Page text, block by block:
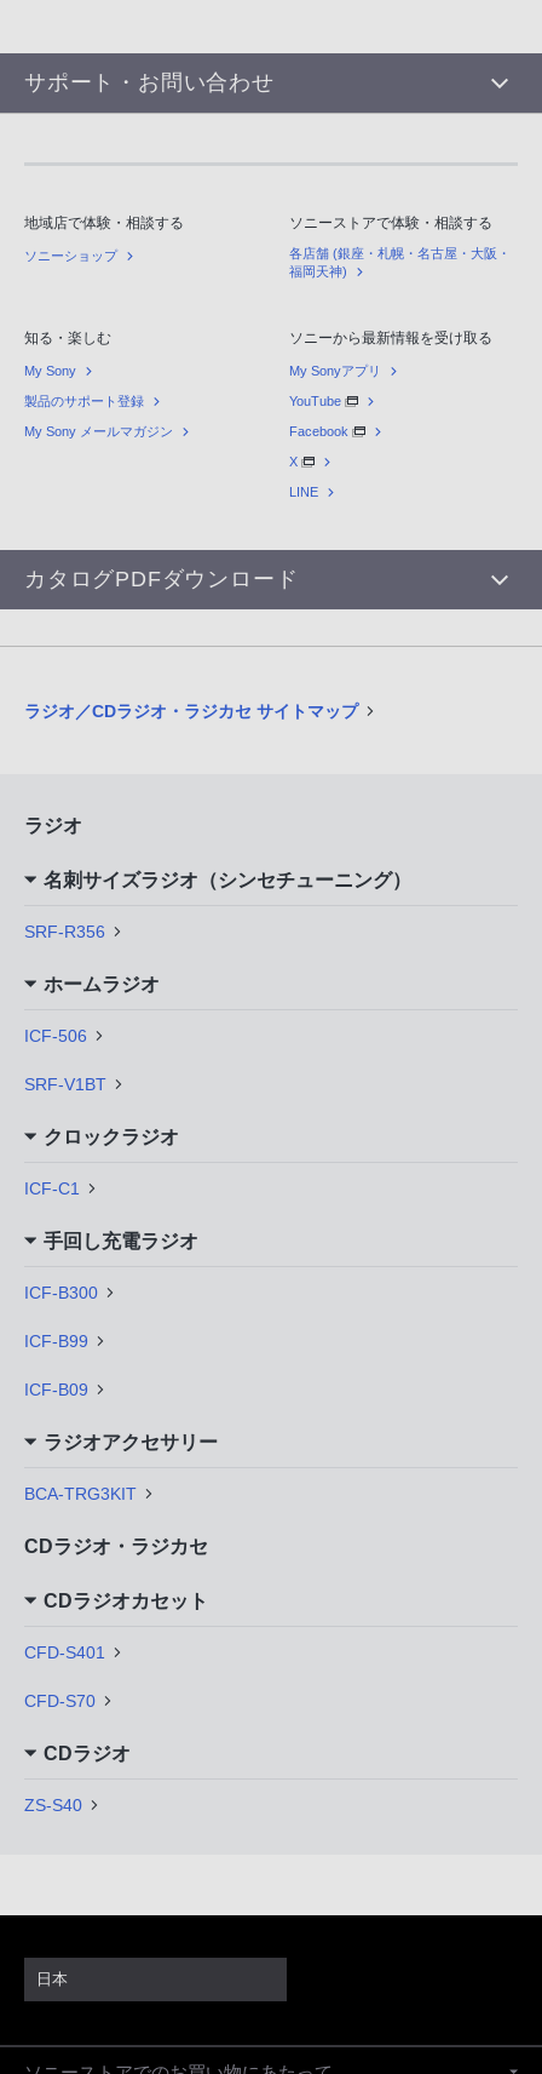
サポート・お問い合わせ
地域店で体験・相談する
ソニーショップ
ソニーストアで体験・相談する
各店舗 (銀座・札幌・名古屋・大阪・
福岡天神)
知る・楽しむ
My Sony
製品のサポート登録
My Sony メールマガジン
ソニーから最新情報を受け取る
My Sonyアプリ
YouTube
Facebook
X
LINE
カタログPDFダウンロード
ラジオ／CDラジオ・ラジカセ サイトマップ
ラジオ
名刺サイズラジオ（シンセチューニング）
SRF-R356
ホームラジオ
ICF-506
SRF-V1BT
クロックラジオ
ICF-C1
手回し充電ラジオ
ICF-B300
ICF-B99
ICF-B09
ラジオアクセサリー
BCA-TRG3KIT
CDラジオ・ラジカセ
CDラジオカセット
CFD-S401
CFD-S70
CDラジオ
ZS-S40
日本